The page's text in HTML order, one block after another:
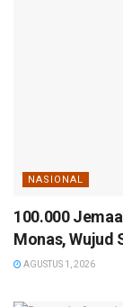
NASIONAL
100.000
Monas, Wujud
AGUSTUS 1, 2026